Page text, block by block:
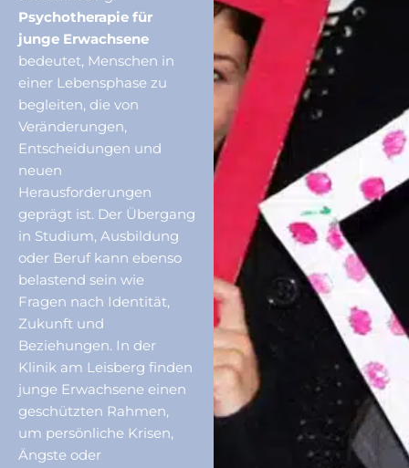
Psychotherapie für
junge Erwachsene
bedeutet, Menschen in
einer Lebensphase zu
begleiten, die von
Veränderungen,
Entscheidungen und
neuen
Herausforderungen
geprägt ist. Der Übergang
in Studium, Ausbildung
oder Beruf kann ebenso
belastend sein wie
Fragen nach Identität,
Zukunft und
Beziehungen. In der
Klinik am Leisberg finden
junge Erwachsene einen
geschützten Rahmen,
um persönliche Krisen,
Ängste oder